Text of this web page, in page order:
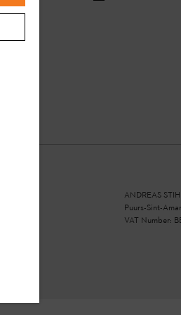
ANDREAS
Puurs-Sint-
VAT Number: